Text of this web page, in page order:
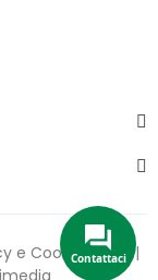
e Cookie Policy |
Contattaci